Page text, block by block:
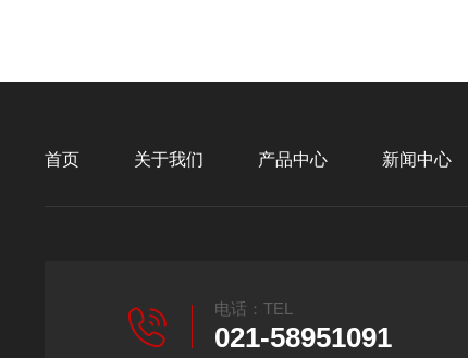
首页 关于我们 产品中心 新闻中心
电话：TEL
021-58951091